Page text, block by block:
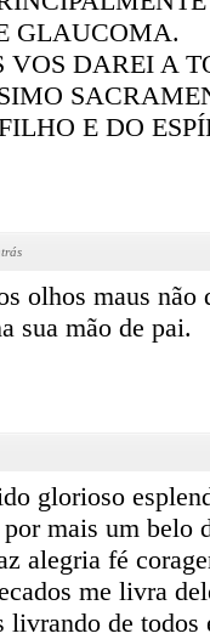
GLAUCOMA.
VOS DAREI A
E DO
olhos maus não
sua mão de pai.
glorioso
mais um belo
alegria fé
me livra
livrando de todos